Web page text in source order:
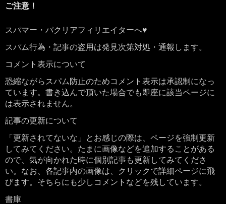
ご注意！
スパマー・パクリアフィリエイターへ♥
スパム行為・記事の盗用は発見次第対処・通報します。
コメント表示について
恐縮ながらスパム防止のためコメント表示は承認制になっ
ています。書き込んで頂いた場合でも即座に該当ページに
は表示されません。
記事の更新について
「更新されてないな」とお感じの際は、ページを強制更新
してみてください。たまに画像などを追加することがある
ので、気が向かれた時に個別記事も更新してみてくださ
い。なお、各記事内の画像は、クリックで詳細ページに飛
びます。そちらにも少しコメントなどを残しています。
書庫